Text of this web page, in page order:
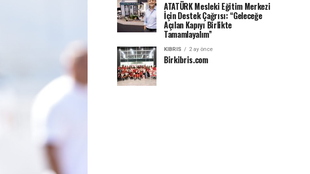
ATATÜRK Mesleki Eğitim Merkezi
İçin Destek Çağrısı: “Geleceğe
Açılan Kapıyı Birlikte
Tamamlayalım”
KIBRIS 2 ay önce
Birkibris.com